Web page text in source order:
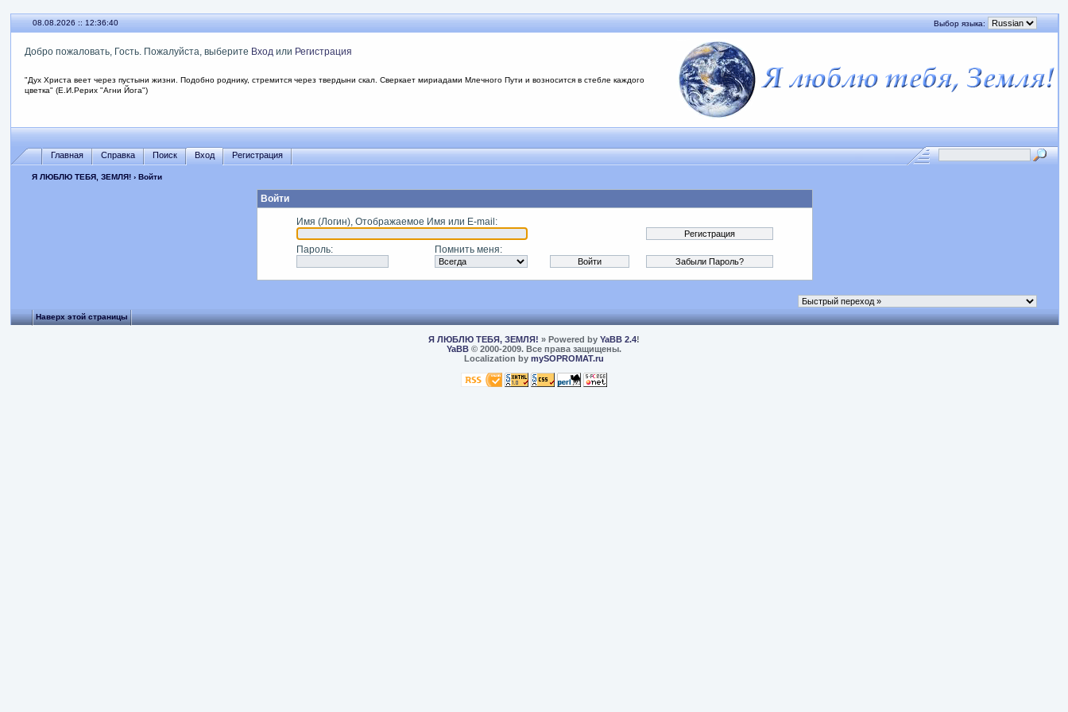
08.08.2026 :: 12:36:40 Выбор языка:
Добро пожаловать, Гость. Пожалуйста, выберите Вход или Регистрация
"Дух Христа веет через пустыни жизни. Подобно роднику, стремится через твердыни скал. Сверкает мириадами Млечного Пути и возносится в стебле каждого
цветка" (Е.И.Рерих "Агни Йога")
Главная Справка Поиск Вход Регистрация
Я ЛЮБЛЮ ТЕБЯ, ЗЕМЛЯ! › Войти
Войти
Имя (Логин), Отображаемое Имя или E-mail :
Пароль: Помнить меня:
Наверх этой страницы
Я ЛЮБЛЮ ТЕБЯ, ЗЕМЛЯ! » Powered by YaBB 2.4!
YaBB© 2000-2009. Все права защищены.
Localization by mySOPROMAT.ru